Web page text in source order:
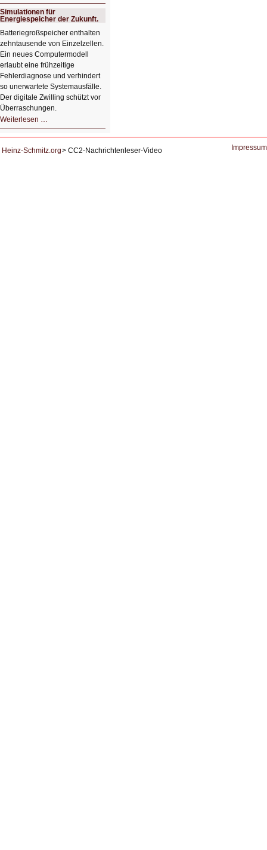
System
zur
Lernunterstützung
von
Studierenden
Simulationen für
Energiespeicher der Zukunft.
Batteriegroßspeicher enthalten
zehntausende von Einzelzellen.
Ein neues Computermodell
erlaubt eine frühzeitige
Fehlerdiagnose und verhindert
so unerwartete Systemausfälle.
Der digitale Zwilling schützt vor
Überraschungen.
Weiterlesen …
für
Zukunft.
Heinz-Schmitz.org CC2-Nachrichtenleser-Video Impressum